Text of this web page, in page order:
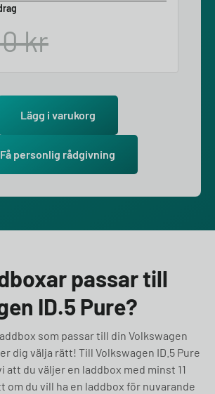
kr
Lägg i varukorg
Få personlig rådgivning
passar till
ID.5 Pure?
som passar till din Volkswagen
dig välja rätt! Till Volkswagen ID.5 Pure
att du väljer en laddbox med minst 11
om du vill ha en laddbox för nuvarande